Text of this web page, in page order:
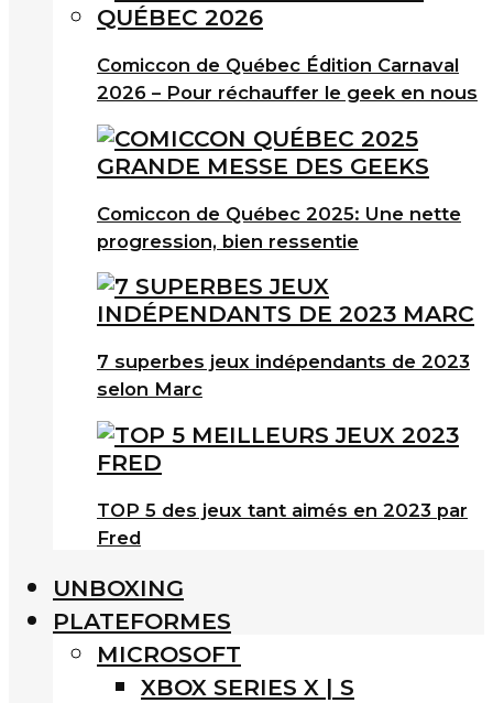
Comiccon de Québec Édition Carnaval
2026 – Pour réchauffer le geek en nous
Comiccon de Québec 2025: Une nette
progression, bien ressentie
7 superbes jeux indépendants de 2023
selon Marc
TOP 5 des jeux tant aimés en 2023 par
Fred
UNBOXING
PLATEFORMES
MICROSOFT
XBOX SERIES X | S